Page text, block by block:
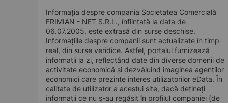
Informația despre compania Societatea Comercială
FRIMIAN - NET S.R.L., înființată la data de
06.07.2005, este extrasă din surse deschise.
Informațiile despre companii sunt actualizate în timp
real, din surse veridice. Astfel, portalul furnizează
informații la zi, reflectând date din diverse domenii de
activitate economică și dezvăluind imaginea agenților
economici care prezinte interes utilizatorilor eData. În
calitate de utilizator a acestui site, dacă dețineți
informații ce nu s-au regăsit în profilul companiei (de